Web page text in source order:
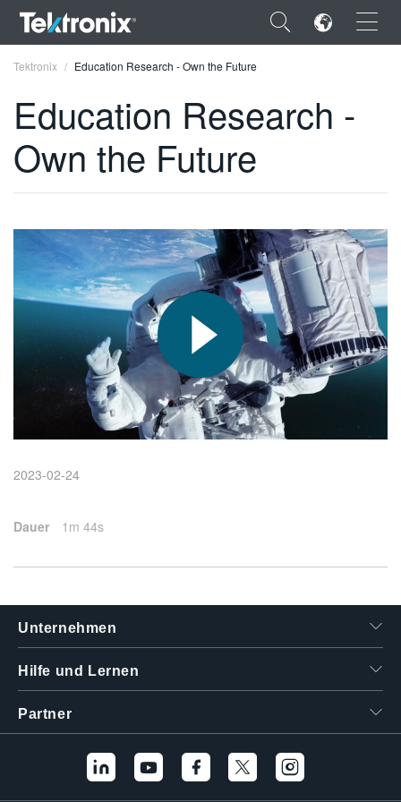
×
ENGLISH
DEUTSCH
VIỆT NAM
简体中文
日本語
한국어
繁體中文
Tektronix Education Research - Own the Future
Education Research -
Own the Future
2023-02-24
Dauer 1m 44s
Unternehmen
Hilfe und Lernen
Partner